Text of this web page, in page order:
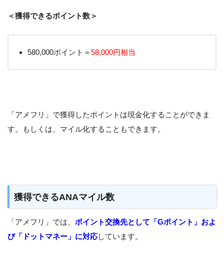
＜獲得できるポイント数＞
580,000ポイント＝58,000円相当
「アメフリ」で獲得したポイントは現金化することができま
す。もしくは、マイル化することもできます。
獲得できるANAマイル数
「アメフリ」では、 ポイント交換先として「Gポイント」およ
び「ドットマネー」に対応しています。